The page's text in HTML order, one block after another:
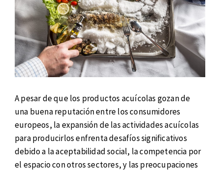
A pesar de que los productos acuícolas gozan de
una buena reputación entre los consumidores
europeos, la expansión de las actividades acuícolas
para producirlos enfrenta desafíos significativos
debido a la aceptabilidad social, la competencia por
el espacio con otros sectores, y las preocupaciones